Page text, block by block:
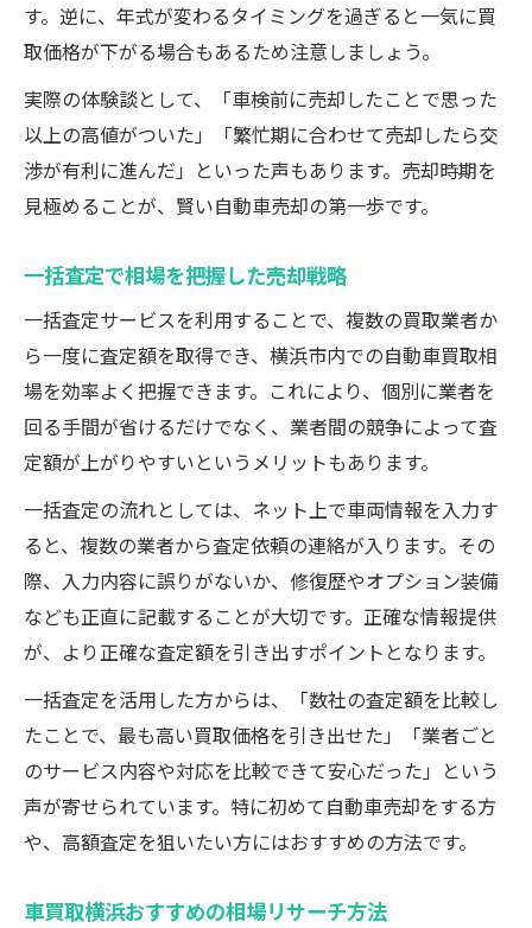
す。逆に、年式が変わるタイミングを過ぎると一気に買
取価格が下がる場合もあるため注意しましょう。
実際の体験談として、「車検前に売却したことで思った
以上の高値がついた」「繁忙期に合わせて売却したら交
渉が有利に進んだ」といった声もあります。売却時期を
見極めることが、賢い自動車売却の第一歩です。
一括査定で相場を把握した売却戦略
一括査定サービスを利用することで、複数の買取業者か
ら一度に査定額を取得でき、横浜市内での自動車買取相
場を効率よく把握できます。これにより、個別に業者を
回る手間が省けるだけでなく、業者間の競争によって査
定額が上がりやすいというメリットもあります。
一括査定の流れとしては、ネット上で車両情報を入力す
ると、複数の業者から査定依頼の連絡が入ります。その
際、入力内容に誤りがないか、修復歴やオプション装備
なども正直に記載することが大切です。正確な情報提供
が、より正確な査定額を引き出すポイントとなります。
一括査定を活用した方からは、「数社の査定額を比較し
たことで、最も高い買取価格を引き出せた」「業者ごと
のサービス内容や対応を比較できて安心だった」という
声が寄せられています。特に初めて自動車売却をする方
や、高額査定を狙いたい方にはおすすめの方法です。
車買取横浜おすすめの相場リサーチ方法